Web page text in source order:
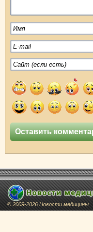
© 2009-2026 Новости медицины